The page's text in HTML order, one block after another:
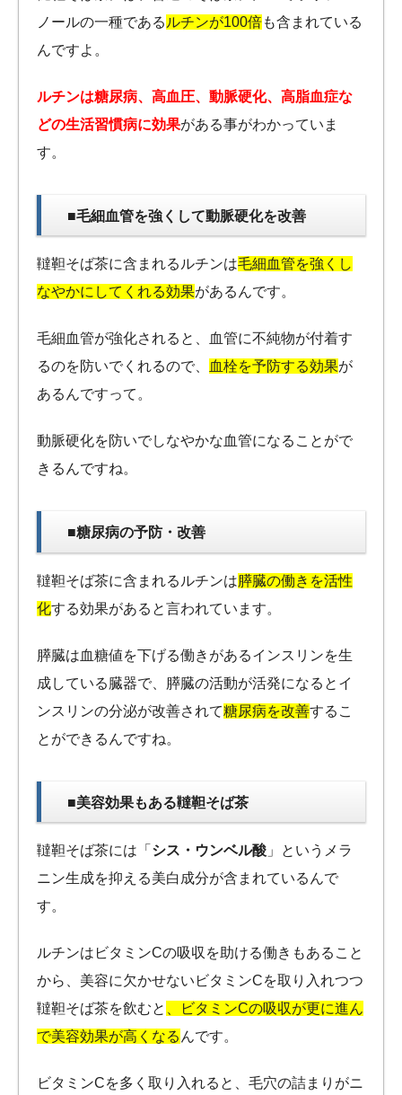
ノールの一種である ルチンが100倍も含まれている
んですよ。
ルチンは糖尿病、高血圧、動脈硬化、高脂血症な
どの生活習慣病に効果がある事がわかっていま
す。
■毛細血管を強くして動脈硬化を改善
韃靼そば茶に含まれるルチンは毛細血管を強くし
なやかにしてくれる効果があるんです。
毛細血管が強化されると、血管に不純物が付着す
るのを防いでくれるので、
血栓を予防する効果が
あるんですって。
動脈硬化を防いでしなやかな血管になることがで
きるんですね。
■糖尿病の予防・改善
韃靼そば茶に含まれるルチンは膵臓の働きを活性
化する効果があると言われています。
膵臓は血糖値を下げる働きがあるインスリンを生
成している臓器で、膵臓の活動が活発になるとイ
ンスリンの分泌が改善されて糖尿病を改善するこ
とができるんですね。
■美容効果もある韃靼そば茶
韃靼そば茶には「 シス・ウンベル酸 」というメラ
ニン生成を抑える美白成分が含まれているんで
す。
ルチンはビタミンCの吸収を助ける働きもあること
から、美容に欠かせないビタミンCを取り入れつつ
韃靼そば茶を飲むと
、ビタミンCの吸収が更に進ん
で美容効果が高くなる んです。
ビタミンCを多く取り入れると、毛穴の詰まりがニ